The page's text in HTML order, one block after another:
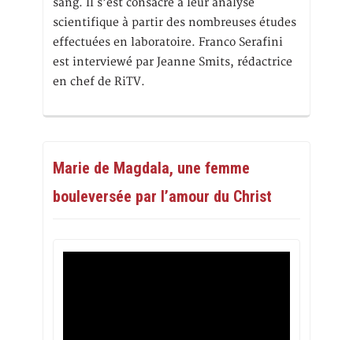
sang. Il s’est consacré à leur analyse
scientifique à partir des nombreuses études
effectuées en laboratoire. Franco Serafini
est interviewé par Jeanne Smits, rédactrice
en chef de RiTV.
Marie de Magdala, une femme
bouleversée par l’amour du Christ